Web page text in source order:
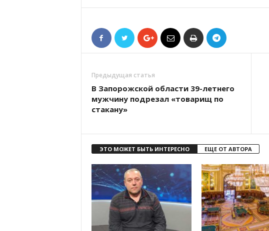
Предыдущая статья
В Запорожской области 39-летнего
мужчину подрезал «товарищ по
стакану»
ЭТО МОЖЕТ БЫТЬ ИНТЕРЕСНО ЕЩЕ ОТ АВТОРА